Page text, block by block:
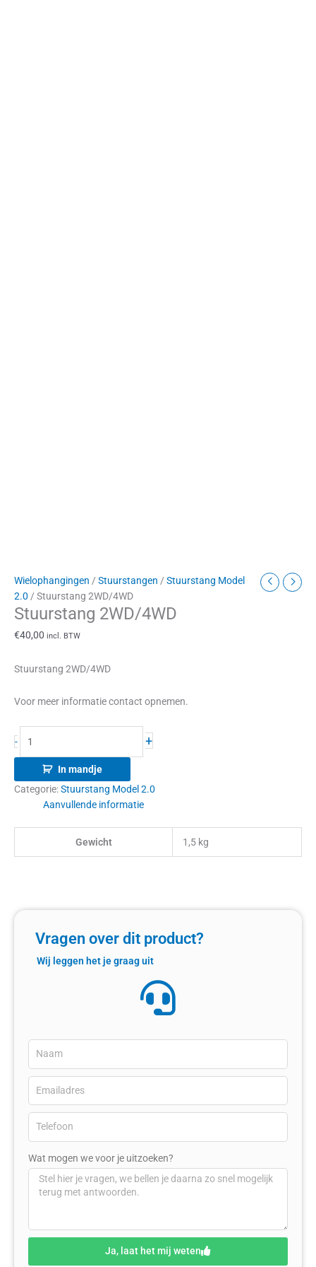
Wielophangingen / Stuurstangen / Stuurstang Model
2.0 / Stuurstang 2WD/4WD
Stuurstang 2WD/4WD
€40,00 incl. BTW
Stuurstang 2WD/4WD
Voor meer informatie contact opnemen.
- +
In mandje
Categorie:Stuurstang Model 2.0
Aanvullende informatie
Gewicht 1,5 kg
Vragen over dit product?
Wij leggen het je graag uit
Wat mogen we voor je uitzoeken?
Ja, laat het mij weten